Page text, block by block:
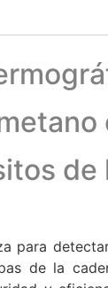
para
de la